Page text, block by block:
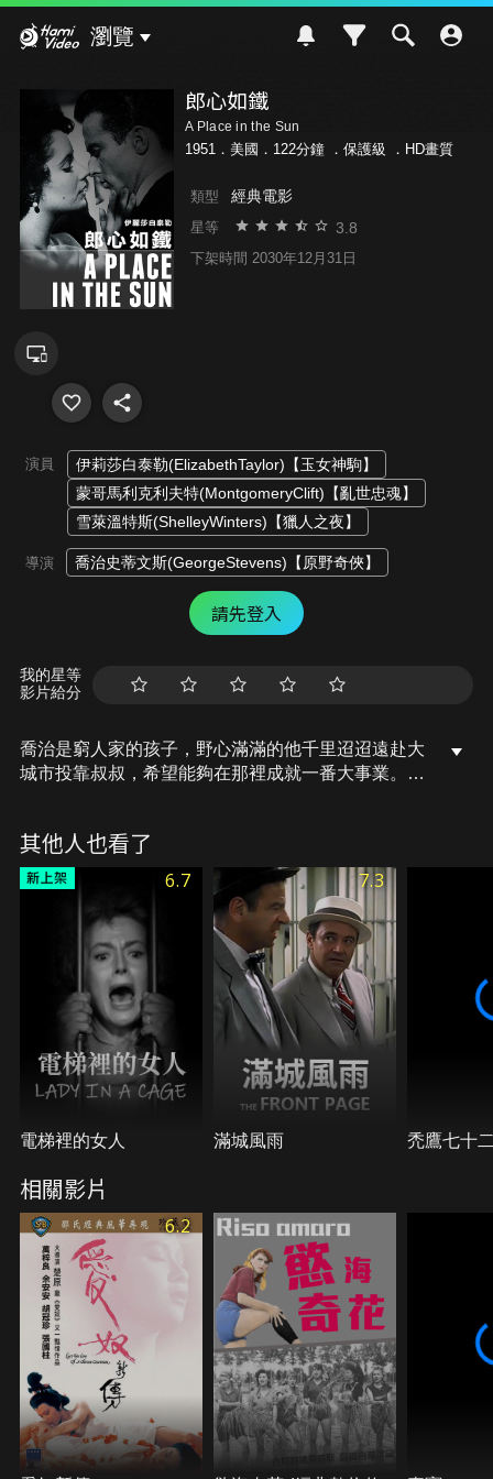
瀏覽
郎心如鐵
A Place in the Sun
1951．美國．122分鐘 ． 保護級 ．HD畫質
類型 經典電影
星等 3.8
下架時間 2030年12月31日
演員
伊莉莎白泰勒(ElizabethTaylor)【玉女神駒】
蒙哥馬利克利夫特(MontgomeryClift)【亂世忠魂】
雪萊溫特斯(ShelleyWinters)【獵人之夜】
導演 喬治史蒂文斯(GeorgeStevens)【原野奇俠】
請先登入
我的星等
影片給分
喬治是窮人家的孩子，野心滿滿的他千里迢迢遠赴大
城市投靠叔叔，希望能夠在那裡成就一番大事業。在
治平靜的生活，夾在兩個如花似玉的女人之間，面對
著道德和利益，喬治不知該如何選擇。愛麗絲懷孕的
消息令喬治起了殺心，他約愛麗絲在小船上見面，企
圖偽造一起沉船事故，可即將動手之時，心中僅存的
良知卻讓喬治難以繼續...
其他人也看了
6.7
電梯裡的女人
7.3
滿城風雨 禿鷹七十
相關影片
6.2